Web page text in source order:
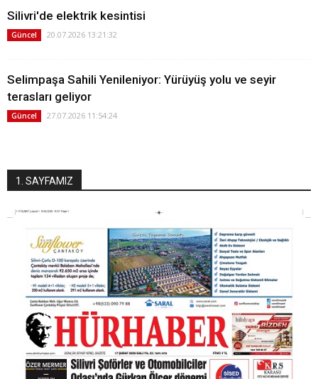
Silivri'de elektrik kesintisi
Güncel 20.07.2026 13:21:32
Selimpaşa Sahili Yenileniyor: Yürüyüş yolu ve seyir
terasları geliyor
Güncel 27.07.2026 11:54:24
1. SAYFAMIZ